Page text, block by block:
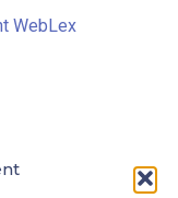
WebLex